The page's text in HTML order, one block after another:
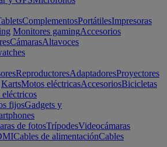
ComplementosPortátilesImpresoras
Monitores gamingAccesorios
CámarasAltavoces
ReproductoresAdaptadoresProyectores
KartsMotos eléctricasAccesoriosBicicletas
eléctricos
fijosGadgets y
de fotosTrípodesVideocámaras
Cables de alimentaciónCables